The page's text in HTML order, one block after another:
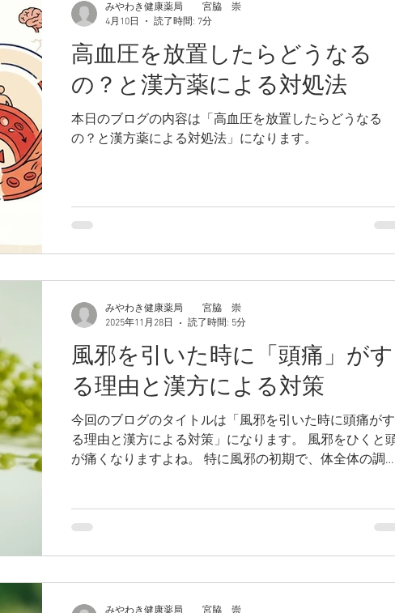
高血圧を放置したらどうなる
の？と漢方薬による対処法
本日のブログの内容は「高血圧を放置したらどうなる
の？と漢方薬による対処法」になります。
みやわき健康薬局 宮脇 崇
4月10日
読了時間: 7分
風邪を引いた時に「頭痛」がす
る理由と漢方による対策
今回のブログのタイトルは「風邪を引いた時に頭痛がす
る理由と漢方による対策」になります。 風邪をひくと頭
が痛くなりますよね。 特に風邪の初期で、体全体の調子
みやわき健康薬局 宮脇 崇
2025年11月28日
読了時間: 5分
みやわき健康薬局 宮脇 崇